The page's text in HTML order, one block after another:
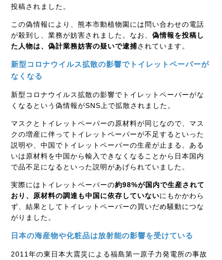
投稿されました。
この偽情報により、熊本市動植物園には問い合わせの電話
が殺到し、業務が妨害されました。なお、偽情報を投稿し
た人物は、偽計業務妨害の疑いで逮捕されています。
新型コロナウイルス拡散の影響でトイレットペーパーが
なくなる
新型コロナウイルス拡散の影響でトイレットペーパーがな
くなるという偽情報がSNS上で拡散されました。
マスクとトイレットペーパーの原材料が同じなので、マス
クの増産に伴ってトイレットペーパーが不足するといった
説明や、中国でトイレットペーパーの生産が止まる、ある
いは原材料を中国から輸入できなくなることから日本国内
で品不足になるといった説明があげられていました。
実際にはトイレットペーパーの約98%が国内で生産されて
おり、原材料の調達も中国に依存していないにもかかわら
ず、結果としてトイレットペーパーの買いだめ騒動につな
がりました。
日本の海産物や化粧品は放射能の影響を受けている
2011年の東日本大震災による福島第一原子力発電所の事故